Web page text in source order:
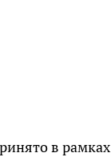
в рамках